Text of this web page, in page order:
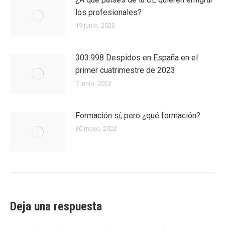
los profesionales?
19 junio, 2023
303.998 Despidos en España en el
primer cuatrimestre de 2023
7 junio, 2023
Formación sí, pero ¿qué formación?
30 mayo, 2022
Deja una respuesta